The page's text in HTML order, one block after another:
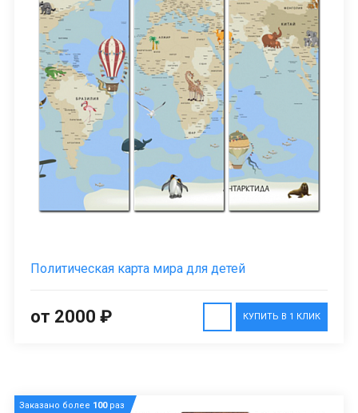
Политическая карта мира для детей
КУПИТЬ В 1 КЛИК
от 2000 ₽
Заказано более 100раз